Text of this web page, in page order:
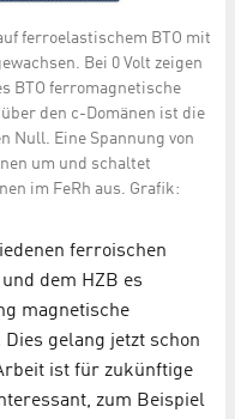
ferroelastischem BTO mit
Bei 0 Volt zeigen
BTO ferromagnetische
den c-Domänen ist die
Null. Eine Spannung von
um und schaltet
im FeRh aus. Grafik:
ferroischen
dem HZB es
magnetische
gelang jetzt schon
ist für zukünftige
zum Beispiel